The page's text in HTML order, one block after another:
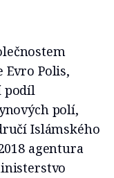
Evro Polis,
podíl
polí,
Islámského
agentura